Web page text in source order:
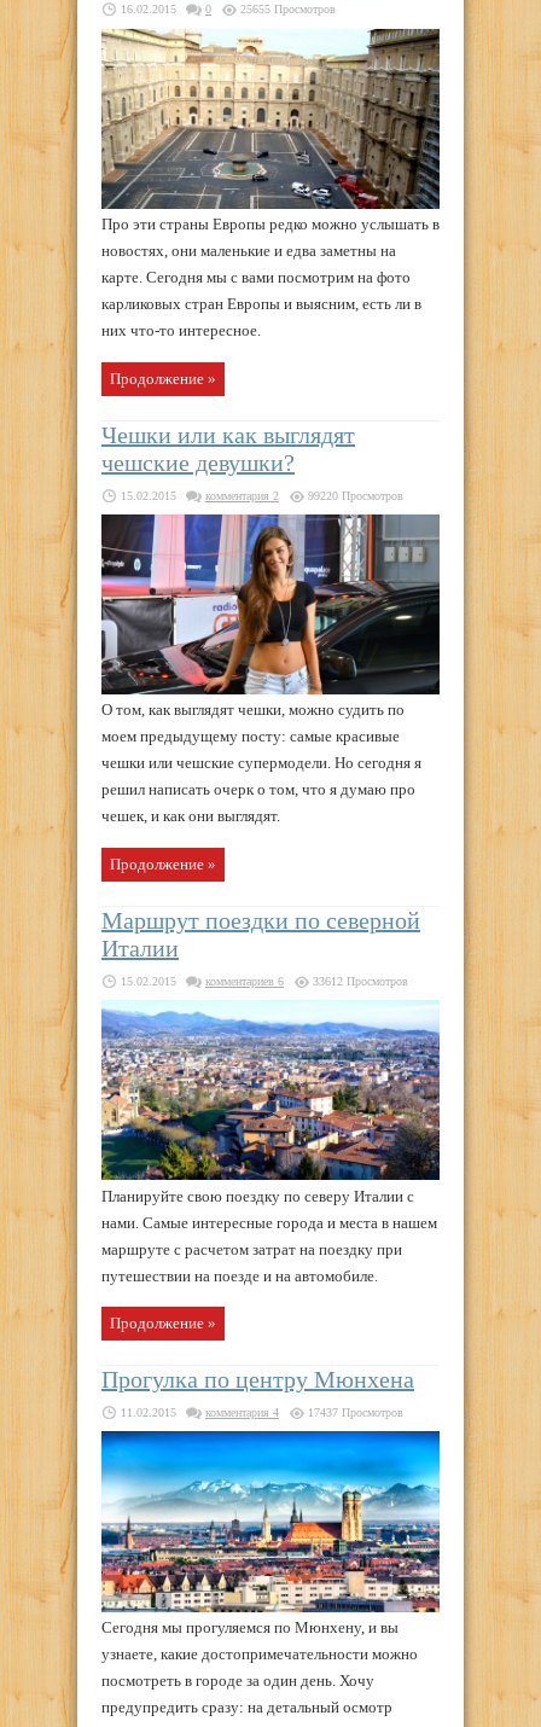
16.02.2015 0 25655 Просмотров
Про эти страны Европы редко можно услышать в
новостях, они маленькие и едва заметны на
карте. Сегодня мы с вами посмотрим на фото
карликовых стран Европы и выясним, есть ли в
них что-то интересное.
Продолжение »
Чешки или как выглядят
чешские девушки?
15.02.2015 комментария 2 99220 Просмотров
О том, как выглядят чешки, можно судить по
моем предыдущему посту: самые красивые
чешки или чешские супермодели. Но сегодня я
решил написать очерк о том, что я думаю про
чешек, и как они выглядят.
Продолжение »
Маршрут поездки по северной
Италии
15.02.2015 комментариев 6 33612 Просмотров
Планируйте свою поездку по северу Италии с
нами. Самые интересные города и места в нашем
маршруте с расчетом затрат на поездку при
путешествии на поезде и на автомобиле.
Продолжение »
Прогулка по центру Мюнхена
11.02.2015 комментария 4 17437 Просмотров
Сегодня мы прогуляемся по Мюнхену, и вы
узнаете, какие достопримечательности можно
посмотреть в городе за один день. Хочу
предупредить сразу: на детальный осмотр